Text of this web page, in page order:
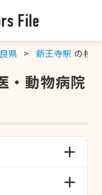
県 新王寺駅 の検
・動物病院